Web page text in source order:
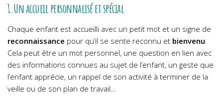
1.Un accueil personnalisé et spécial
Chaque enfant est accueilli avec un petit mot et un signe de
reconnaissance pour qu’il se sente reconnu et bienvenu.
Cela peut être un mot personnel, une question en lien avec
des informations connues au sujet de l’enfant, un geste que
l’enfant apprécie, un rappel de son activité à terminer de la
veille ou de son plan de travail…